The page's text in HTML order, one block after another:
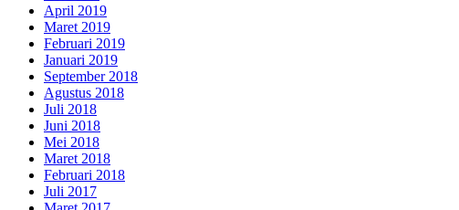
April 2019
Maret 2019
Februari 2019
Januari 2019
September 2018
Agustus 2018
Juli 2018
Juni 2018
Mei 2018
Maret 2018
Februari 2018
Juli 2017